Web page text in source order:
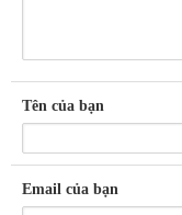
Tên của bạn
Email của bạn